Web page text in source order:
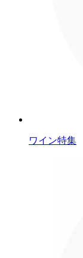
ワイン特集